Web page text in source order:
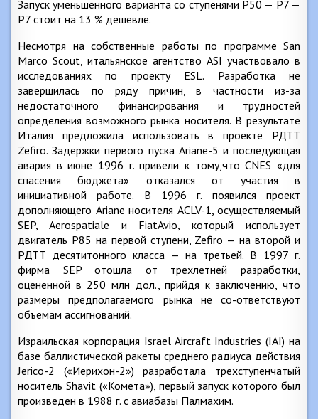
Запуск уменьшенного варианта со ступенями Р50 — Р7 —
Р7 стоит на 13 % дешевле.
Несмотря на собственные работы по программе San
Marco Scout, итальянское агентство ASI участвовало в
исследованиях по проекту ESL. Разработка не
завершилась по ряду причин, в частности из-за
недостаточного финансирования и трудностей
определения возможного рынка носителя. В результате
Италия предложила использовать в проекте РДТТ
Zefiro. Задержки первого пуска Ariane-5 и последующая
авария в июне 1996 г. привели к тому,что CNES «для
спасения бюджета» отказался от участия в
инициативной работе. В 1996 г. появился проект
дополняющего Ariane носителя ACLV-1, осуществляемый
SEP, Aerospatiale и FiatAvio, который использует
двигатель Р85 на первой ступени, Zefiro — на второй и
РДТТ десятитонного класса — на третьей. В 1997 г.
фирма SEP отошла от трехлетней разработки,
оцененной в 250 млн дол., прийдя к заключению, что
размеры предполагаемого рынка не со-ответствуют
объемам ассигнований.
Израильская корпорация Israel Aircraft Industries (IAI) на
базе баллистической ракеты среднего радиуса действия
Jerico-2 («Иерихон-2») разработала трехступенчатый
носитель Shavit («Комета»), первый запуск которого был
произведен в 1988 г. с авиабазы Палмахим.